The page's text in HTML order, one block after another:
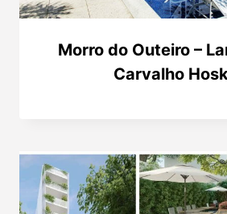
Morro do Outeiro –
Carvalho